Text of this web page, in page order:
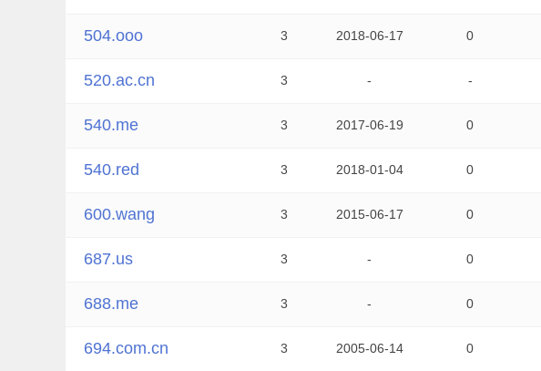
504.ooo 3 2018-06-17 0
520.ac.cn 3 - -
540.me 3 2017-06-19 0
540.red 3 2018-01-04 0
600.wang 3 2015-06-17 0
687.us 3 - 0
688.me 3 - 0
694.com.cn 3 2005-06-14 0